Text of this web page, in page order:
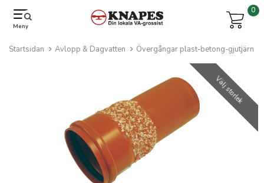
Meny
0
Startsidan Avlopp & Dagvatten Övergångar plast-betong-gjutjärn
Välj storlek